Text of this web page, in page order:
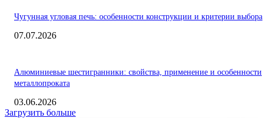
Чугунная угловая печь: особенности конструкции и критерии выбора
07.07.2026
Алюминиевые шестигранники: свойства, применение и особенности
металлопроката
03.06.2026
Загрузить больше